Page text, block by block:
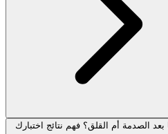
الصدمة أم القلق؟ فهم نتائج اختبارك